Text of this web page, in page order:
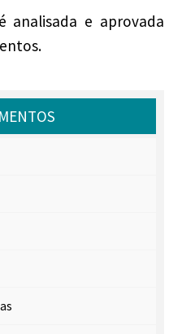
analisada e aprovada